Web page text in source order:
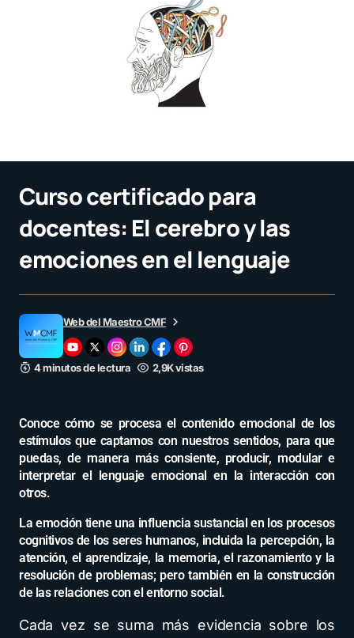
Curso certificado para
docentes: El cerebro y las
emociones en el lenguaje
Web del Maestro CMF
4 minutos de lectura 2,9K vistas
Conoce cómo se procesa el contenido emocional de los
estímulos que captamos con nuestros sentidos, para que
puedas, de manera más consiente, producir, modular e
interpretar el lenguaje emocional en la interacción con
otros.
La emoción tiene una influencia sustancial en los procesos
cognitivos de los seres humanos, incluida la percepción, la
atención, el aprendizaje, la memoria, el razonamiento y la
resolución de problemas; pero también en la construcción
de las relaciones con el entorno social.
Cada vez se suma más evidencia sobre los